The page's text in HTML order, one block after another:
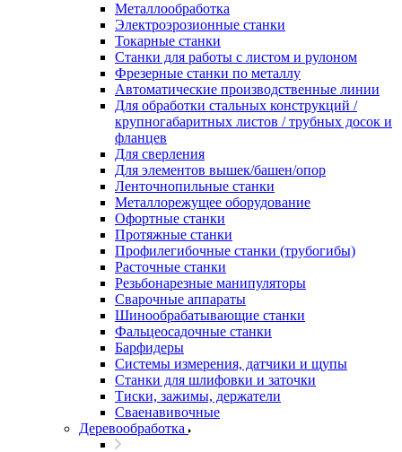
Металлообработка
Электроэрозионные станки
Токарные станки
Станки для работы с листом и рулоном
Фрезерные станки по металлу
Автоматические производственные линии
Для обработки стальных конструкций /
крупногабаритных листов / трубных досок и
фланцев
Для сверления
Для элементов вышек/башен/опор
Ленточнопильные станки
Металлорежущее оборудование
Офортные станки
Протяжные станки
Профилегибочные станки (трубогибы)
Расточные станки
Резьбонарезные манипуляторы
Сварочные аппараты
Шинообрабатывающие станки
Фальцеосадочные станки
Барфидеры
Системы измерения, датчики и щупы
Станки для шлифовки и заточки
Тиски, зажимы, держатели
Cваенавивочные
Деревообработка